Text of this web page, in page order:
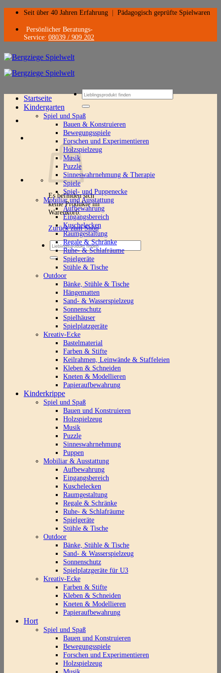
Zum
springen
Seit über 40 Jahren Erfahrung Pädagogisch geprüfte Spielwaren
Persönlicher Beratungs-
Service: 08039 / 909 202
Suchen
nach:
Es befinden sich
keine Produkte im
Warenkorb.
Zurück zum Shop
Suchen
nach:
Startseite
Kindergarten
Spiel und Spaß
Bauen & Konstruieren
Bewegungsspiele
Forschen und Experimentieren
Holzspielzeug
Musik
Puzzle
Sinneswahrnehmung & Therapie
Spiele
Spiel- und Puppenecke
Mobiliar und Ausstattung
Aufbewahrung
Eingangsbereich
Kuschelecken
Raumgestaltung
Regale & Schränke
Ruhe- & Schlafräume
Spielgeräte
Stühle & Tische
Outdoor
Bänke, Stühle & Tische
Hängematten
Sand- & Wasserspielzeug
Sonnenschutz
Spielhäuser
Spielplatzgeräte
Kreativ-Ecke
Bastelmaterial
Farben & Stifte
Keilrahmen, Leinwände & Staffeleien
Kleben & Schneiden
Kneten & Modellieren
Papieraufbewahrung
Kinderkrippe
Spiel und Spaß
Bauen und Konstruieren
Holzspielzeug
Musik
Puzzle
Sinneswahrnehmung
Puppen
Mobiliar & Ausstattung
Aufbewahrung
Eingangsbereich
Kuschelecken
Raumgestaltung
Regale & Schränke
Ruhe- & Schlafräume
Spielgeräte
Stühle & Tische
Outdoor
Bänke, Stühle & Tische
Sand- & Wasserspielzeug
Sonnenschutz
Spielplatzgeräte für U3
Kreativ-Ecke
Farben & Stifte
Kleben & Schneiden
Kneten & Modellieren
Papieraufbewahrung
Hort
Spiel und Spaß
Bauen und Konstruieren
Bewegungsspiele
Forschen und Experimentieren
Holzspielzeug